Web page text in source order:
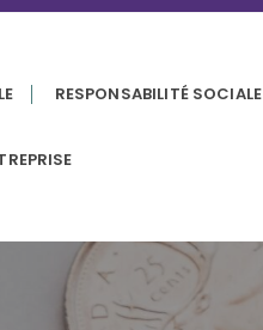
RESPONSABILITÉ SOCIALE